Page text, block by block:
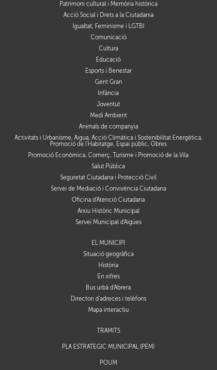
Patrimoni cultural i Memòria històrica
Acció Social i Drets a la Ciutadania
Igualtat, Feminisme i LGTBI
Comunicació
Cultura
Educació
Esports i Benestar
Gent Gran
Infància
Joventut
Medi Ambient
Animals de companyia
Activitats i Urbanisme, Aigua, Acció Climàtica i Sostenibilitat Energètica,
Promoció de l'Habitatge, Espai públic, Obres
Promoció Econòmica, Comerç, Turisme i Promoció de la Vila
Salut Pública
Seguretat Ciutadana i Protecció Civil
Servei de Mediació i Convivència Ciutadana
Oficina d'Atenció Ciutadana
Arxiu Històric Municipal
Servei Municipal d'Aigües
EL MUNICIPI
Situació geogràfica
Història
En xifres
Bus urbà d'Abrera
Directori d'adreces i telèfons
Mapa interactiu
TRÀMITS
PLA ESTRATÈGIC MUNICIPAL (PEM)
POUM